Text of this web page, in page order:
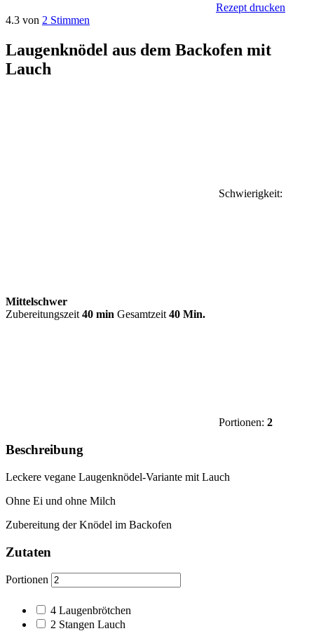
Rezept drucken
4.3 von 2 Stimmen
Laugenknödel aus dem Backofen mit
Lauch
Schwierigkeit:
Mittelschwer
Zubereitungszeit 40 min Gesamtzeit 40 Min.
Portionen: 2
Beschreibung
Leckere vegane Laugenknödel-Variante mit Lauch
Ohne Ei und ohne Milch
Zubereitung der Knödel im Backofen
Zutaten
Portionen
4 Laugenbrötchen
2 Stangen Lauch